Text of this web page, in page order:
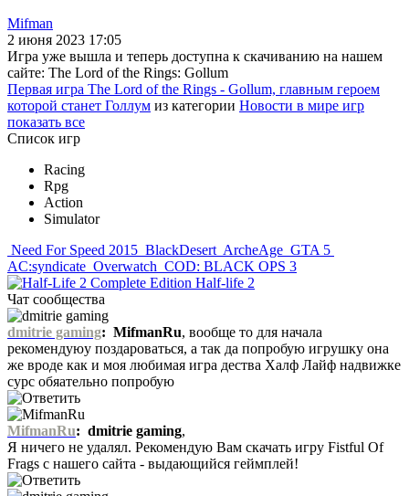
Mifman
2 июня 2023 17:05
Игра уже вышла и теперь доступна к скачиванию на нашем
сайте: The Lord of the Rings: Gollum
Первая игра The Lord of the Rings - Gollum, главным героем
которой станет Голлум из категории Новости в мире игр
показать все
Список игр
Racing
Rpg
Action
Simulator
Need For Speed 2015 BlackDesert ArcheAge GTA 5
AC:syndicate Overwatch COD: BLACK OPS 3
Half-life 2
Чат сообщества
dmitrie gaming: MifmanRu, вообще то для начала
рекомендуюу поздароваться, а так да попробую игрушку она
же вроде как и моя любимая игра дества Халф Лайф надвижке
сурс обяательно попробую
MifmanRu: dmitrie gaming,
Я ничего не удалял. Рекомендую Вам скачать игру Fistful Of
Frags с нашего сайта - выдающийся геймплей!